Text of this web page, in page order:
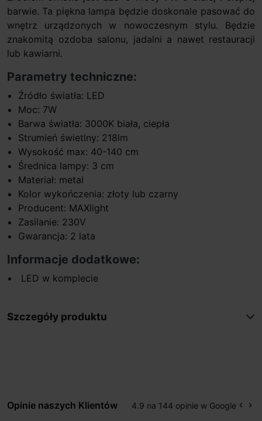
barwie. Ta piękna lampa będzie doskonale pasować do
wnętrz urządzonych w nowoczesnym stylu. Będzie
znakomitą ozdoba salonu, jadalni a nawet restauracji
lub kawiarni.
Parametry techniczne:
Źródło światła: LED
Moc: 7W
Barwa światła: 3000K biała, ciepła
Strumień świetlny: 218lm
Wysokość max: 40-140 cm
Średnica lampy: 3 cm
Materiał: metal
Kolor wykończenia: złoty lub czarny
Producent: MAXlight
Zasilanie: 230V
Gwarancja: 2 lata
Informacje dodatkowe:
LED w komplecie
Szczegóły produktu
Opinie naszych Klientów 4.9 na 144 opinie w Google keyboard_arrow_left keyboard_arrow_right